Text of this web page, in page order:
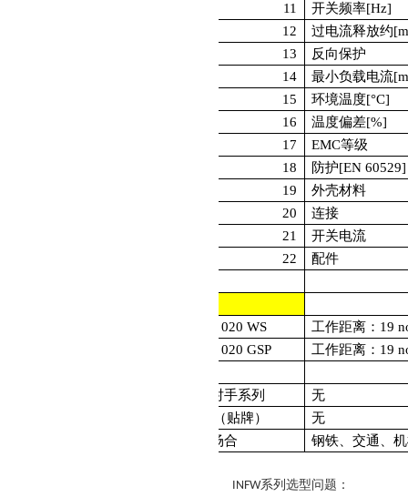
11
开关频率[Hz]
12
过电流释放约
13
反向保护
14
最小负载电流
15
环境温度[°C]
16
温度偏差[%]
17
EMC等级
18
防护[EN 60529]
19
外壳材料
20
连接
21
开关电流
22
配件
INFW 020 WS
工作距离：19
INFW 020 GSP
工作距离：19
竞争对手系列
无
OEM（贴牌）
无
应用场合
钢铁、交通、
INFW系列选型问题：